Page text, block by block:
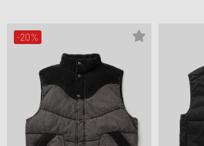
-20%